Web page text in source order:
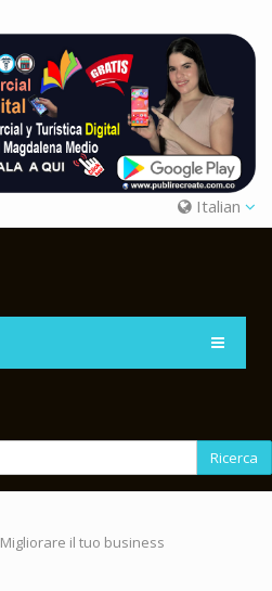
Italian
Ricerca
Migliorare il tuo business